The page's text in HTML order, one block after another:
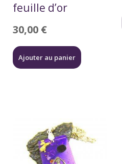
feuille d’or
30,00 €
Ajouter au panier